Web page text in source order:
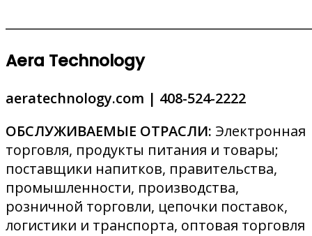
Aera Technology
aeratechnology.com | 408-524-2222
ОБСЛУЖИВАЕМЫЕ ОТРАСЛИ: Электронная
торговля, продукты питания и товары;
поставщики напитков, правительства,
промышленности, производства,
розничной торговли, цепочки поставок,
логистики и транспорта, оптовая торговля